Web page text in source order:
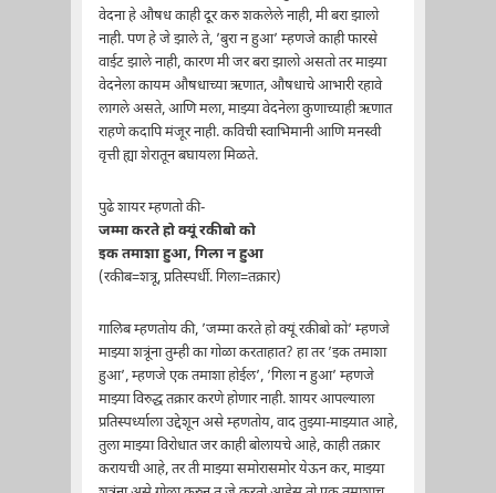
वेदना हे औषध काही दूर करु शकलेले नाही, मी बरा झालो
नाही. पण हे जे झाले ते, ’बुरा न हुआ’ म्हणजे काही फारसे
वाईट झाले नाही, कारण मी जर बरा झालो असतो तर माझ्या
वेदनेला कायम औषधाच्या ऋणात, औषधाचे आभारी रहावे
लागले असते, आणि मला, माझ्या वेदनेला कुणाच्याही ऋणात
राहणे कदापि मंजूर नाही. कविची स्वाभिमानी आणि मनस्वी
वृत्ती ह्या शेरातून बघायला मिळते.
पुढे शायर म्हणतो की-
जम्मा करते हो क्यूं रकीबो को
इक तमाशा हुआ, गिला न हुआ
(रकीब=शत्रू, प्रतिस्पर्धी. गिला=तक्रार)
गालिब म्हणतोय की, ’जम्मा करते हो क्यूं रकीबो को’ म्हणजे
माझ्या शत्रूंना तुम्ही का गोळा करताहात? हा तर ’इक तमाशा
हुआ’, म्हणजे एक तमाशा होईल’, ’गिला न हुआ’ म्हणजे
माझ्या विरुद्ध तक्रार करणे होणार नाही. शायर आपल्याला
प्रतिस्पर्ध्याला उद्देशून असे म्हणतोय, वाद तुझ्या-माझ्यात आहे,
तुला माझ्या विरोधात जर काही बोलायचे आहे, काही तक्रार
करायची आहे, तर ती माझ्या समोरासमोर येऊन कर, माझ्या